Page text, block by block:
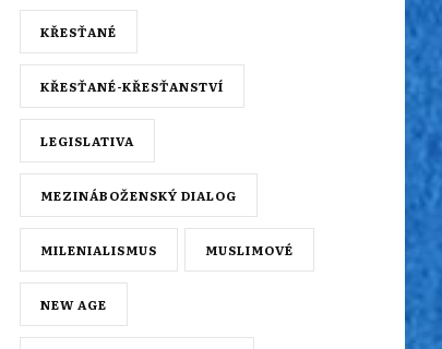
KŘESŤANÉ
KŘESŤANÉ-KŘESŤANSTVÍ
LEGISLATIVA
MEZINÁBOŽENSKÝ DIALOG
MILENIALISMUS MUSLIMOVÉ
NEW AGE